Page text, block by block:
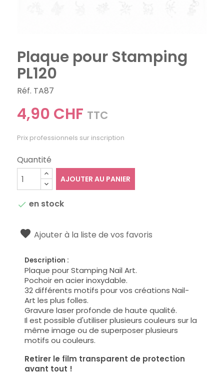
Plaque pour Stamping
PL120
Réf. TA87
4,90 CHF TTC
Prix professionnels sur inscription
Quantité
AJOUTER AU PANIER
 en stock
Ajouter à la liste de vos favoris
Description :
Plaque pour Stamping Nail Art.
Pochoir en acier inoxydable.
32 différents motifs pour vos créations Nail-
Art les plus folles.
Gravure laser profonde de haute qualité.
Il est possible d'utiliser plusieurs couleurs sur la
même image ou de superposer plusieurs
motifs ou couleurs.
Retirer le film transparent de protection
avant tout !